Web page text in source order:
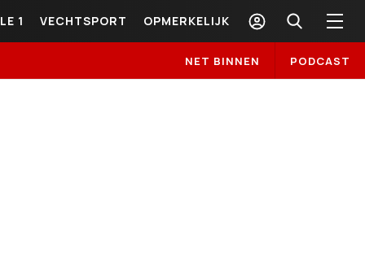
1 VECHTSPORT OPMERKELIJK
NET BINNEN PODCAST